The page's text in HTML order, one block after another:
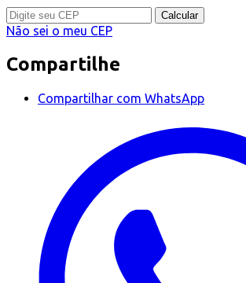
Calcular
Não sei o meu CEP
Compartilhe
Compartilhar com WhatsApp